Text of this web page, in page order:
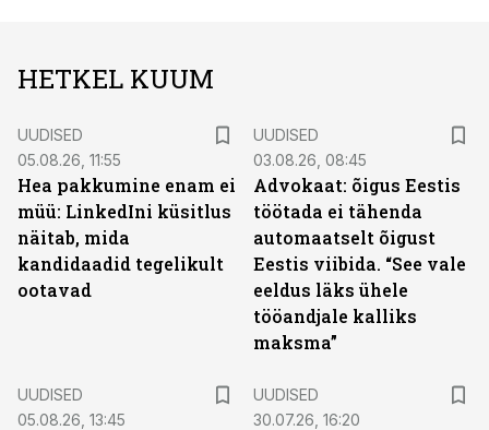
HETKEL KUUM
UUDISED
05.08.26, 11:55
Hea pakkumine enam ei
müü: LinkedIni küsitlus
näitab, mida
kandidaadid tegelikult
ootavad
UUDISED
03.08.26, 08:45
Advokaat: õigus Eestis
töötada ei tähenda
automaatselt õigust
Eestis viibida. “See vale
eeldus läks ühele
tööandjale kalliks
maksma”
UUDISED
05.08.26, 13:45
UUDISED
30.07.26, 16:20